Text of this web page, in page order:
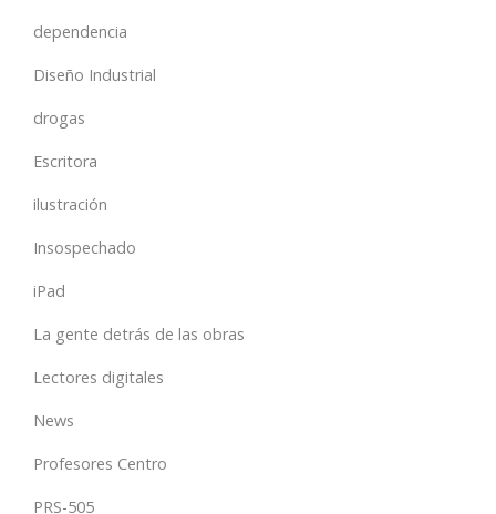
dependencia
Diseño Industrial
drogas
Escritora
ilustración
Insospechado
iPad
La gente detrás de las obras
Lectores digitales
News
Profesores Centro
PRS-505